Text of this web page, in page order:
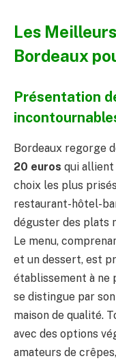
Les
Bordeaux
Présentation
Bordeaux regorge
20 euros qui
choix les plus
restaurant-hôtel-
déguster des plats
Le menu,
et un dessert, est
établissement à ne
se distingue par
maison de qualité.
avec des options
amateurs de crêpes,